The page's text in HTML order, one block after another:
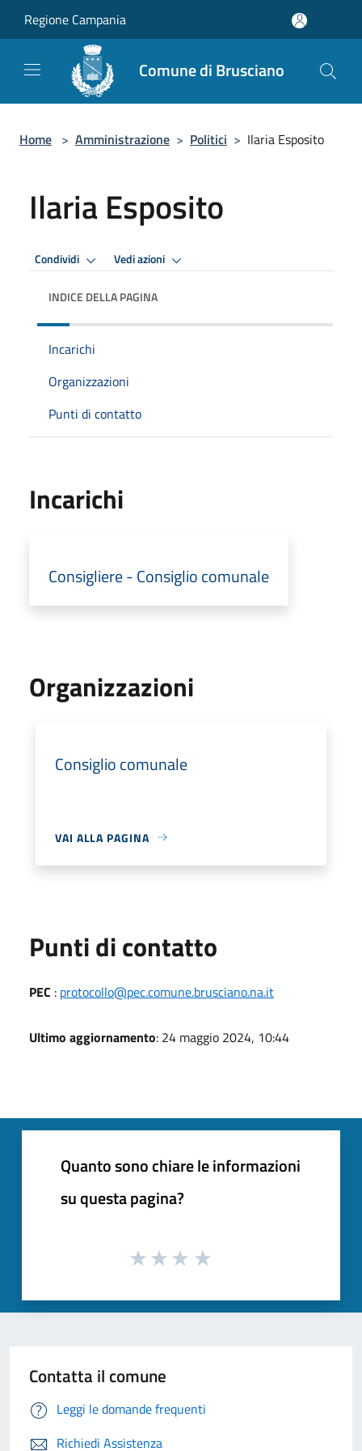
Regione Campania
Comune di Brusciano
Home > Amministrazione > Politici > Ilaria Esposito
Ilaria Esposito
Condividi Vedi azioni
INDICE DELLA PAGINA
Incarichi
Organizzazioni
Punti di contatto
Incarichi
Consigliere - Consiglio comunale
Organizzazioni
Consiglio comunale
VAI ALLA PAGINA
Punti di contatto
PEC : protocollo@pec.comune.brusciano.na.it
Ultimo aggiornamento: 24 maggio 2024, 10:44
Quanto sono chiare le informazioni
su questa pagina?
Contatta il comune
Leggi le domande frequenti
Richiedi Assistenza